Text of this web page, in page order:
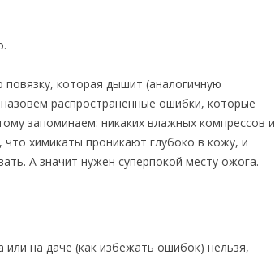
которая дышит (аналогичную
распространенные ошибки, которые
запоминаем: никаких влажных компрессов и
химикаты проникают глубоко в кожу, и
А значит нужен суперпокой месту ожога.